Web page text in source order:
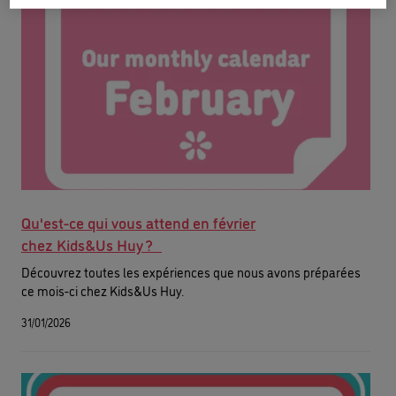
Qu'est-ce qui vous attend en février
chez Kids&Us Huy ?
Découvrez toutes les expériences que nous avons préparées
ce mois-ci chez Kids&Us Huy.
31/01/2026